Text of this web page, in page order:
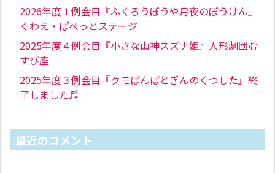
2026年度１例会目『ふくろうぼうや月夜のぼうけん』
くわえ・ぱぺっとステージ
2025年度４例会目『小さな山神スズナ姫』人形劇団む
すび座
2025年度３例会目『クモばんばとぎんのくつした』終
了しました♬
最近のコメント